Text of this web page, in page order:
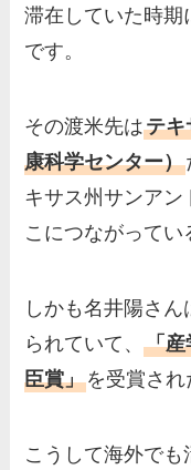
滞在していた時期
です。
その渡米先はテキ
康科学センター）
キサス州サンアン
こにつながってい
しかも名井陽さ
られていて、「産
臣賞」を受賞され
こうして海外で